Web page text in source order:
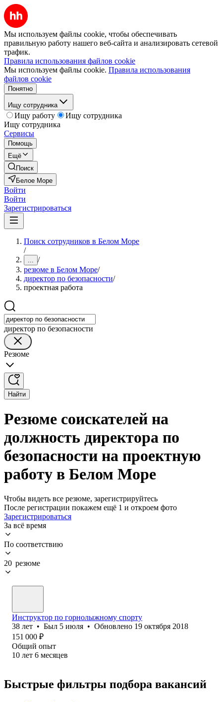
Мы используем файлы cookie, чтобы обеспечивать
правильную работу нашего веб-сайта и анализировать сетевой
трафик.
Правила использования файлов cookie
Мы используем файлы cookie. Правила использования
файлов cookie
Понятно
Ищу сотрудника
Ищу работу
Ищу сотрудника
Ищу сотрудника
Сервисы
Помощь
Ещё
Поиск
Белое Море
Войти
Войти
Зарегистрироваться
Поиск сотрудников в Белом Море
/
... /
резюме в Белом Море/
директор по безопасности/
проектная работа
директор по безопасности
Резюме
Найти
Резюме соискателей на
должность директора по
безопасности на проектную
работу в Белом Море
Чтобы видеть все резюме, зарегистрируйтесь
После регистрации покажем ещё 1 и откроем фото
Зарегистрироваться
За всё время
По соответствию
20 резюме
Инструктор по горнолыжному спорту
38 лет • Был 5 июля • Обновлено 19 октября 2018
151 000 ₽
Общий опыт
10 лет 6 месяцев
Быстрые фильтры подбора вакансий